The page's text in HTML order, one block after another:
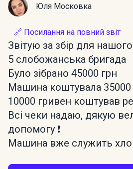
Юля Московка
🔗 Посилання на повний звіт
Звітую за збір для
5 слобожанська бригада
Було зібрано 45000 грн
Машина коштувала 35000
10000 гривен коштував
Всі чеки надаю, дякую
допомогу ❗
Машина вже служить